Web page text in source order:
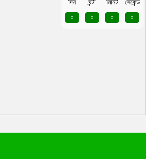
দিন
ঘন্টা মিনিট
সেকেন্ড
০
০ ০ ০